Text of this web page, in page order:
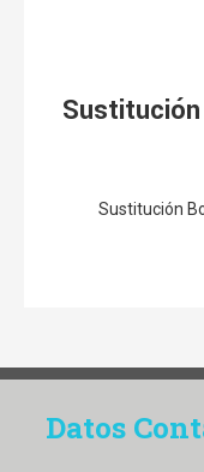
Sustitución
Datos